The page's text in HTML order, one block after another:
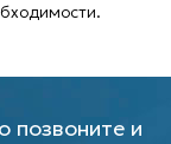
позвоните и